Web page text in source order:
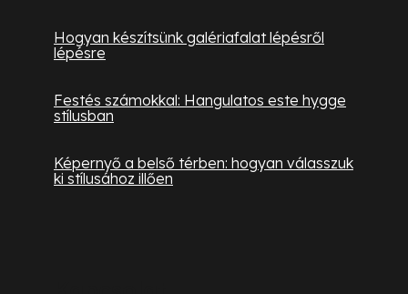
Hogyan készítsünk galériafalat lépésről
lépésre
Festés számokkal: Hangulatos este hygge
stílusban
Képernyő a belső térben: hogyan válasszuk
ki stílusához illően